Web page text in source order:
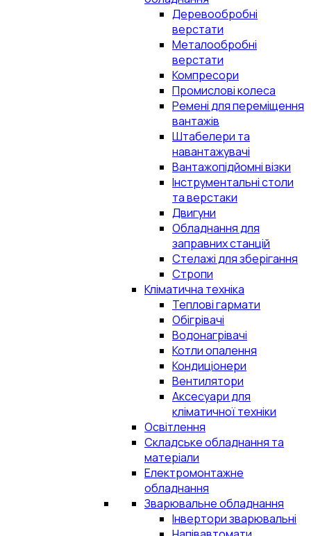
Деревообробні
верстати
Металообробні
верстати
Компресори
Промислові колеса
Ремені для переміщення
вантажів
Штабелери та
навантажувачі
Вантажопідйомні візки
Інструментальні столи
та верстаки
Двигуни
Обладнання для
заправних станцій
Стелажі для зберігання
Стропи
Кліматична техніка
Теплові гармати
Обігрівачі
Водонагрівачі
Котли опалення
Кондиціонери
Вентилятори
Аксесуари для
кліматичної техніки
Освітлення
Складське обладнання та
матеріали
Електромонтажне
обладнання
Зварювальне обладнання
Інвертори зварювальні